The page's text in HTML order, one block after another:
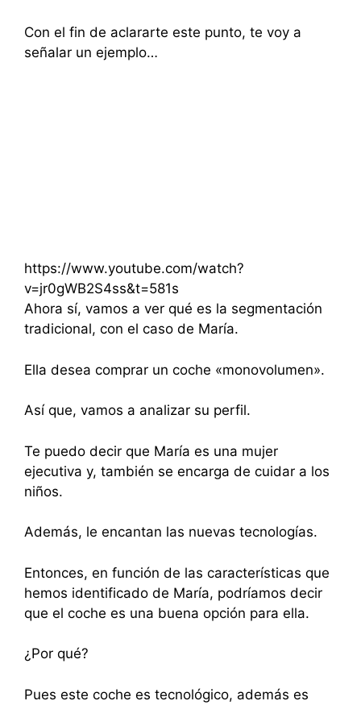
Con el fin de aclararte este punto, te voy a
señalar un ejemplo…
https://www.youtube.com/watch?
v=jr0gWB2S4ss&t=581s
Ahora sí, vamos a ver qué es la segmentación
tradicional, con el caso de María.
Ella desea comprar un coche «monovolumen».
Así que, vamos a analizar su perfil.
Te puedo decir que María es una mujer
ejecutiva y, también se encarga de cuidar a los
niños.
Además, le encantan las nuevas tecnologías.
Entonces, en función de las características que
hemos identificado de María, podríamos decir
que el coche es una buena opción para ella.
¿Por qué?
Pues este coche es tecnológico, además es